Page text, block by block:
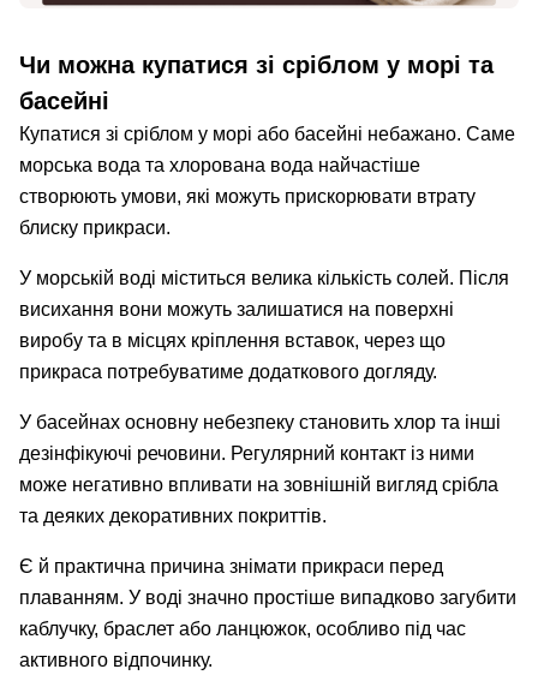
Чи можна купатися зі сріблом у морі та
басейні
Купатися зі сріблом у морі або басейні небажано. Саме
морська вода та хлорована вода найчастіше
створюють умови, які можуть прискорювати втрату
блиску прикраси.
У морській воді міститься велика кількість солей. Після
висихання вони можуть залишатися на поверхні
виробу та в місцях кріплення вставок, через що
прикраса потребуватиме додаткового догляду.
У басейнах основну небезпеку становить хлор та інші
дезінфікуючі речовини. Регулярний контакт із ними
може негативно впливати на зовнішній вигляд срібла
та деяких декоративних покриттів.
Є й практична причина знімати прикраси перед
плаванням. У воді значно простіше випадково загубити
каблучку, браслет або ланцюжок, особливо під час
активного відпочинку.